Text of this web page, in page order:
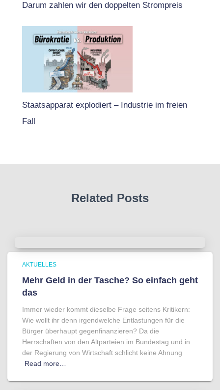
Darum zahlen wir den doppelten Strompreis
Staatsapparat explodiert – Industrie im freien
Fall
Related Posts
AKTUELLES
Mehr Geld in der Tasche? So einfach geht
das
Immer wieder kommt dieselbe Frage seitens Kritikern:
Wie wollt ihr denn irgendwelche Entlastungen für die
Bürger überhaupt gegenfinanzieren? Da die
Herrschaften von den Altparteien im Bundestag und in
der Regierung von Wirtschaft schlicht keine Ahnung
Read more…